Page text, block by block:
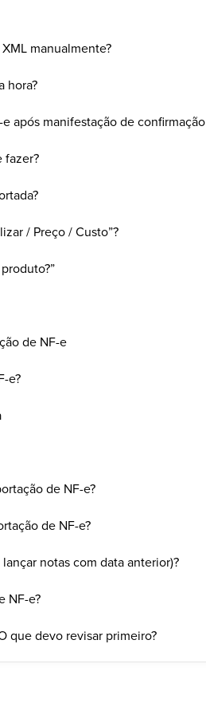
manualmente?
hora?
após manifestação de confirmação
fazer?
/ Preço / Custo”?
de NF-e
e?
de NF-e?
de NF-e?
notas com data anterior)?
NF-e?
que devo revisar primeiro?